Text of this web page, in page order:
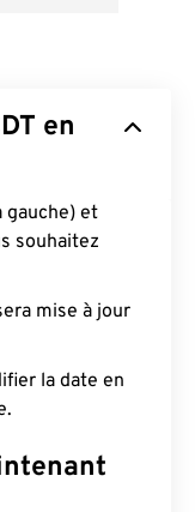
en
gauche) et
souhaitez
mise à jour
la date en